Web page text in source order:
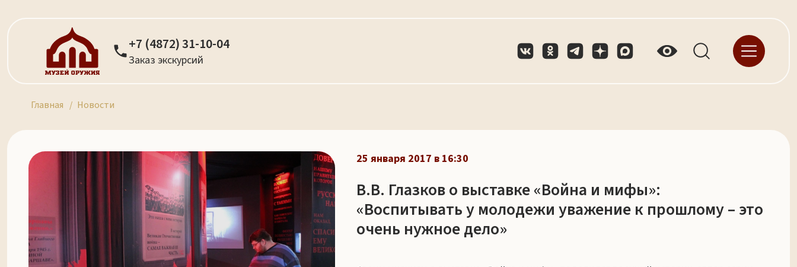
+7 (4872) 31-10-04
Заказ экскурсий
Главная Новости
25 января 2017 в 16:30
В.В. Глазков о выставке «Война и мифы»:
«Воспитывать у молодежи уважение к прошлому – это
очень нужное дело»